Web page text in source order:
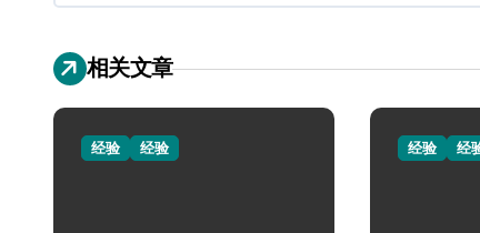
相关文章
经验 经验 经验 经